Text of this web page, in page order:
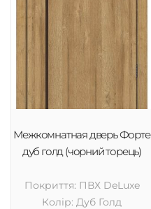
Межкомнатная дверь Форте
дуб голд (чорний торець)
Покриття: ПВХ DeLuxe
Колір: Дуб Голд